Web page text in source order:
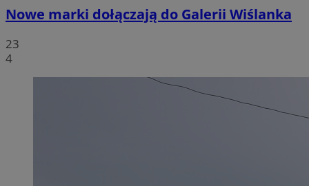
Nowe marki dołączają do Galerii Wiślanka
23
4